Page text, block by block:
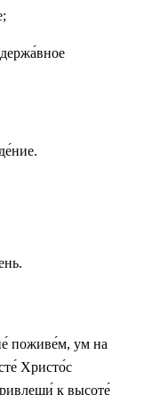
поживе́м, ум на
Христо́с
к высоте́